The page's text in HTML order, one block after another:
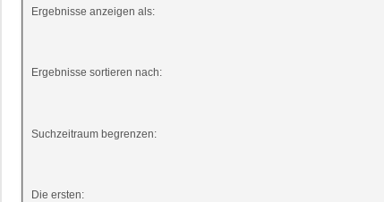
Ergebnisse anzeigen als:
Ergebnisse sortieren nach:
Suchzeitraum begrenzen:
Die ersten: